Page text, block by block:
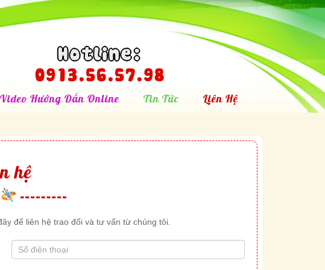
Hotline:
0913.56.57.98
Video Hướng Dẫn Online Tin Tức Liên Hệ
hệ
để liên hệ trao đổi và tư vấn từ chúng tôi.